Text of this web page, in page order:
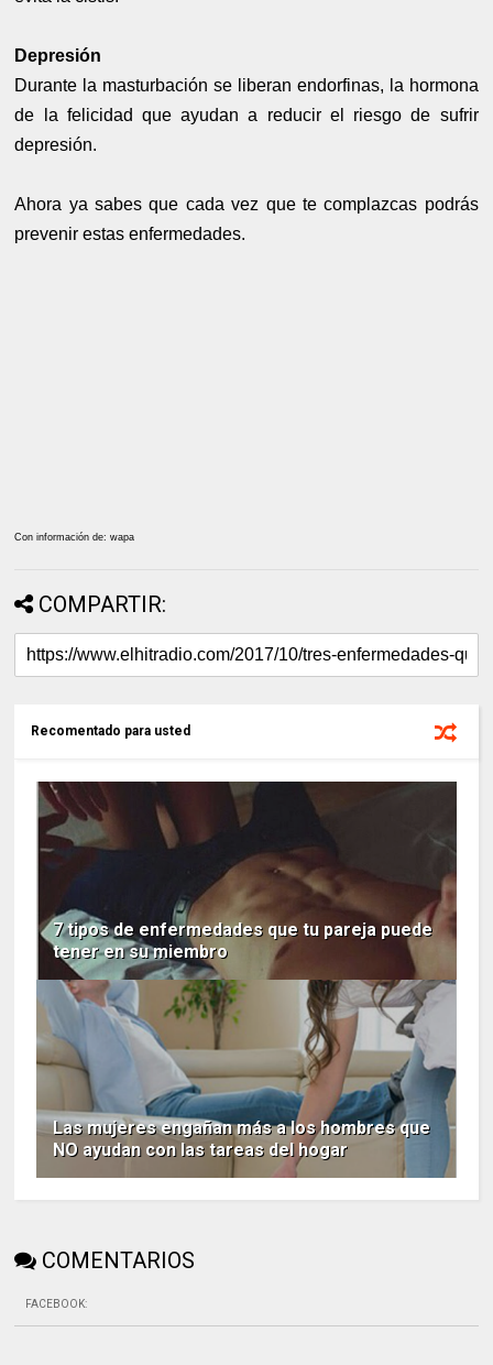
Depresión
Durante la masturbación se liberan endorfinas, la hormona
de la felicidad que ayudan a reducir el riesgo de sufrir
depresión.
Ahora ya sabes que cada vez que te complazcas podrás
prevenir estas enfermedades.
Con información de: wapa
COMPARTIR:
Recomentado para usted
7 tipos de enfermedades que tu pareja puede
tener en su miembro
Las mujeres engañan más a los hombres que
NO ayudan con las tareas del hogar
COMENTARIOS
FACEBOOK: